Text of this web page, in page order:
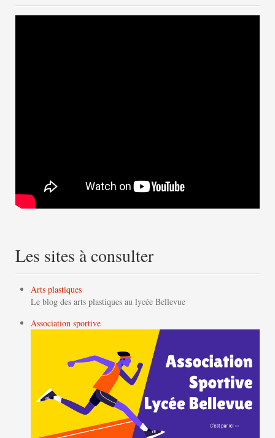
Les sites à consulter
Arts plastiques
Le blog des arts plastiques au lycée Bellevue
Association sportive